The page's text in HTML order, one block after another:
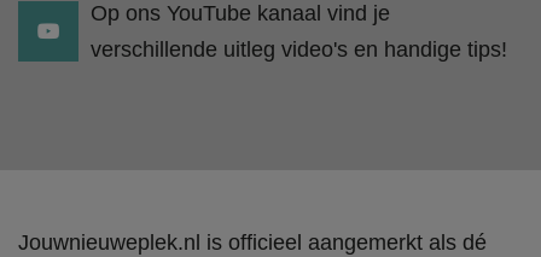
Op ons YouTube kanaal vind je
verschillende uitleg video's en handige tips!
Jouwnieuweplek.nl is officieel aangemerkt als dé